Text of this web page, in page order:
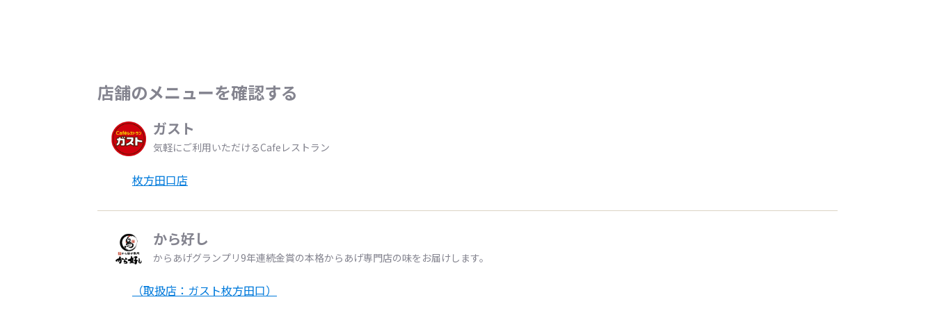
店舗のメニューを確認する
ガスト
気軽にご利用いただけるCafeレストラン
枚方田口店
から好し
からあげグランプリ9年連続金賞の本格からあげ専門店の味をお届けします。
（取扱店：ガスト枚方田口）